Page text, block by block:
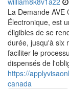
La Demande AVE
Électronique, est
éligibles de se
durée, jusqu'à six
faciliter le
dispensés de
https://
canada